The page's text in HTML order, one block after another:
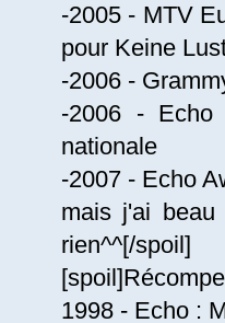
-2005 - MTV
pour Keine
-2006 -
-2006 - Echo
nationale
-2007 - Echo
mais j'ai
rien^^[/spoil]
1998 - Echo :